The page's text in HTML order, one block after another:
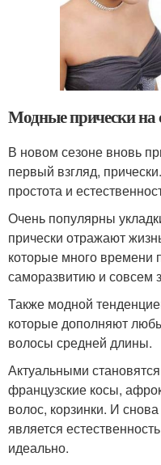
Модные прически на
В новом сезоне вновь
первый взгляд,
простота и
Очень популярны
прически отражают
которые много времени
саморазвитию и совсем
Также модной
которые дополняют
волосы средней длины.
Актуальными
французские косы,
волос, корзинки. И
является
идеально.